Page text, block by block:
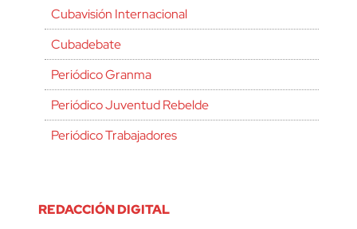
Cubavisión Internacional
Cubadebate
Periódico Granma
Periódico Juventud Rebelde
Periódico Trabajadores
REDACCIÓN DIGITAL